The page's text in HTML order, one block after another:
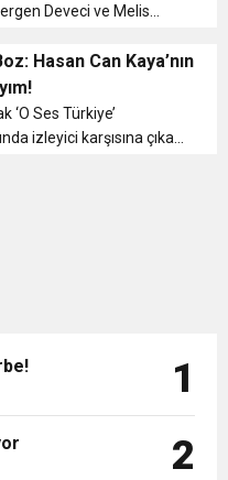
Deveci ve Melis
yolunda kaza yapmıştı.
Merzifon ilçesinde
kaza...
Hasan Can Kaya’nın
‘O Ses Türkiye’
izleyici karşısına çıkan
1
2